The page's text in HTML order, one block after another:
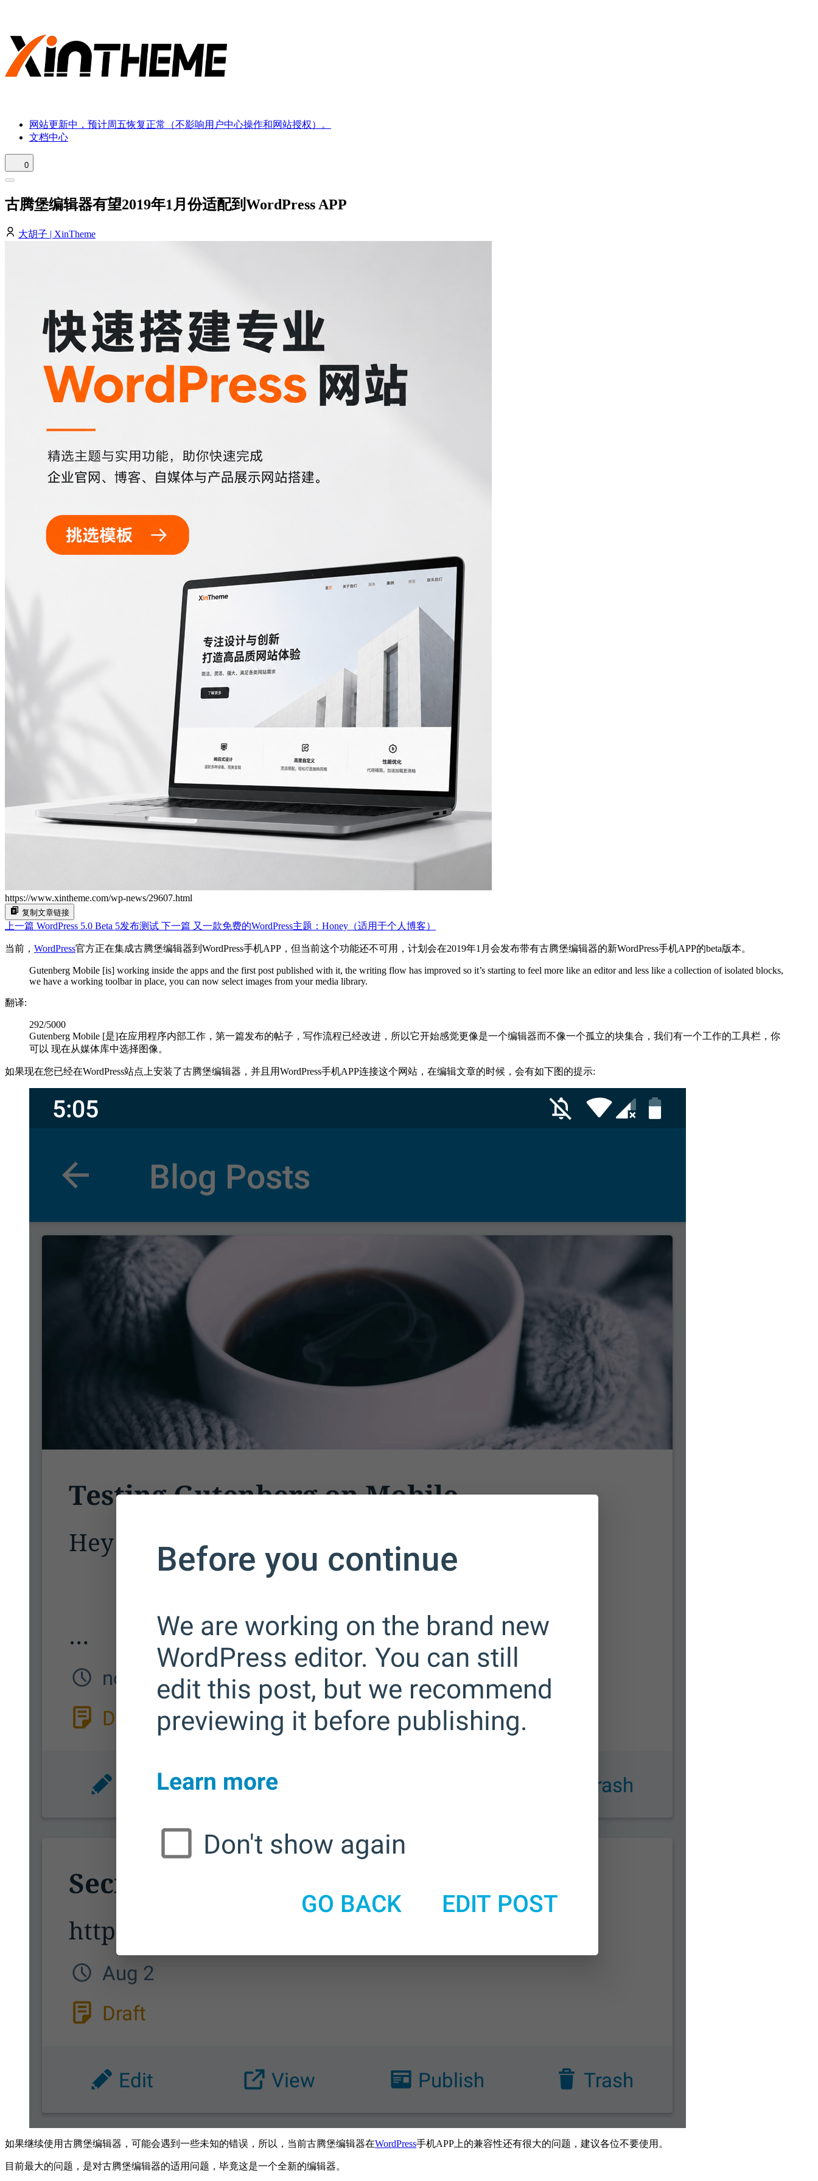
网站更新中，预计周五恢复正常（不影响用户中心操作和网站授权）。
文档中心
0
古腾堡编辑器有望2019年1月份适配到WordPress APP
大胡子 | XinTheme
https://www.xintheme.com/wp-news/29607.html
复制文章链接
上一篇 WordPress 5.0 Beta 5发布测试 下一篇 又一款免费的WordPress主题：Honey（适用于个人博客）
当前， WordPress官方正在集成古腾堡编辑器到WordPress手机APP，但当前这个功能还不可用，计划会在2019年1月会发布带有古腾堡编辑器的新WordPress手机APP的beta版本。
Gutenberg Mobile [is] working inside the apps and the first post published with it, the writing flow has improved so it’s starting to feel more like an editor and less like a collection of isolated blocks,
we have a working toolbar in place, you can now select images from your media library.
翻译:
292/5000
Gutenberg Mobile [是]在应用程序内部工作，第一篇发布的帖子，写作流程已经改进，所以它开始感觉更像是一个编辑器而不像一个孤立的块集合，我们有一个工作的工具栏，你
可以 现在从媒体库中选择图像。
如果现在您已经在WordPress站点上安装了古腾堡编辑器，并且用WordPress手机APP连接这个网站，在编辑文章的时候，会有如下图的提示:
如果继续使用古腾堡编辑器，可能会遇到一些未知的错误，所以，当前古腾堡编辑器在WordPress手机APP上的兼容性还有很大的问题，建议各位不要使用。
目前最大的问题，是对古腾堡编辑器的适用问题，毕竟这是一个全新的编辑器。